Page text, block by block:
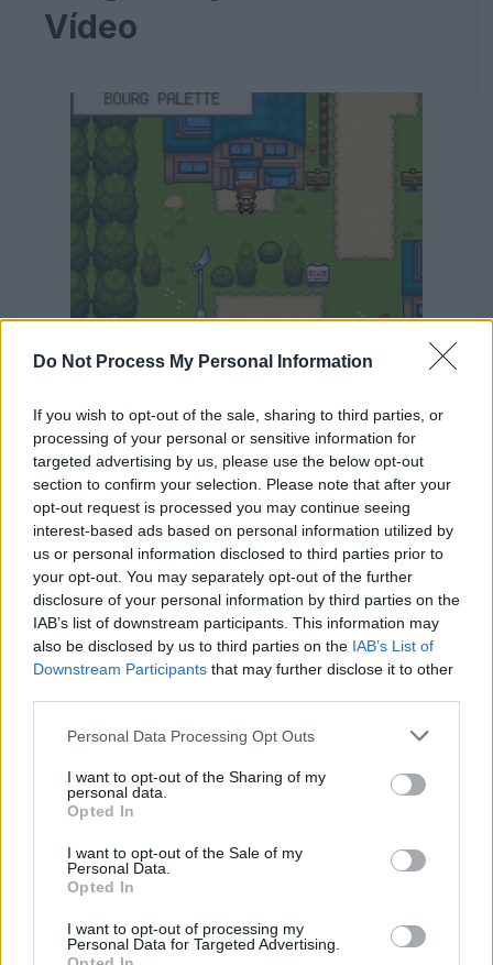
Do Not Process My Personal Information
If you wish to opt-out of the sale, sharing to third parties, or
processing of your personal or sensitive information for
targeted advertising by us, please use the below opt-out
section to confirm your selection. Please note that after your
opt-out request is processed you may continue seeing
interest-based ads based on personal information utilized by
us or personal information disclosed to third parties prior to
your opt-out. You may separately opt-out of the further
disclosure of your personal information by third parties on the
IAB’s list of downstream participants. This information may
also be disclosed by us to third parties on the IAB’s List of
Downstream Participants that may further disclose it to other
Please note that this website/app uses one or more Google
not limited to your visit or usage behaviour. You may click to
grant or deny consent to Google and its third-party tags to
use your data for below specified purposes in below Google
consent section.
Personal Data Processing Opt Outs
I want to opt-out of the Sharing of my
personal data.
Opted In
I want to opt-out of the Sale of my
Personal Data.
Opted In
I want to opt-out of processing my
Personal Data for Targeted Advertising.
Vídeo